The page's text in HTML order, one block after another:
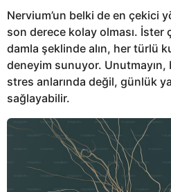
Nervium’un belki de en çekici
son derece kolay olması.
damla şeklinde alın, her türlü
deneyim sunuyor.
stres anlarında değil, günlük
sağlayabilir.